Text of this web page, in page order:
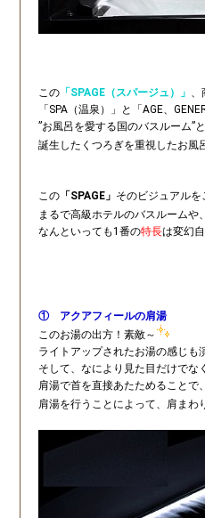
この 「SPAGE（スパージュ）」 、
「SPA（温泉）」と「AGE、
”お風呂を愛する国のバスルーム”
誕生したくつろぎを重視したお風
この 「SPAGE」 そのビジュアル
まるで高級ホテルのバスルーム
なんといっても1番の特長は変幻
① アクアフィールの肩湯
このお湯の出方！素敵～
ライトアップされたお湯の感じも
そして、なにより見た目だけでな
肩湯で首を直接あたためることで
肩湯を行うことによって、肩まわ